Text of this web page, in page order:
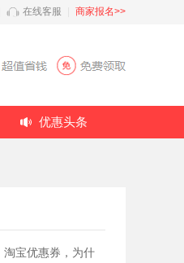
在线客服 商家报名>>
优惠头条
淘宝优惠券，为什